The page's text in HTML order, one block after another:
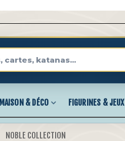
MAISON & DÉCO FIGURINES & JEUX
NOBLE COLLECTION